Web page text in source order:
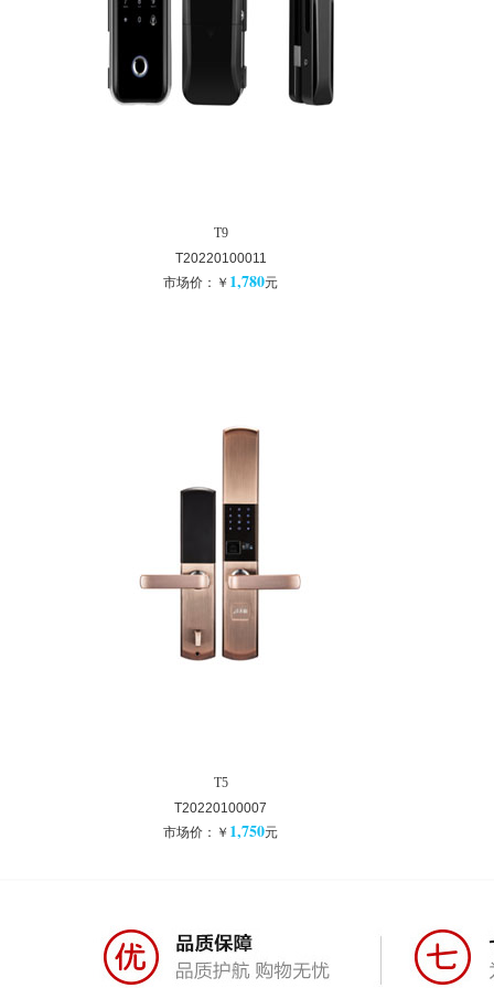
T9
T20220100011
市场价：￥ 1,780元
T5
T20220100007
市场价：￥ 1,750元